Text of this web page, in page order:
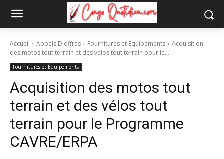
Accueil Appels D'offres Fournitures et Équipements
Acquisition
des motos tout terrain et des vélos tout terrain pour le...
Fournitures et Équipements
Acquisition des motos tout
terrain et des vélos tout
terrain pour le Programme
CAVRE/ERPA